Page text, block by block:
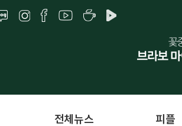
전체뉴스 피플